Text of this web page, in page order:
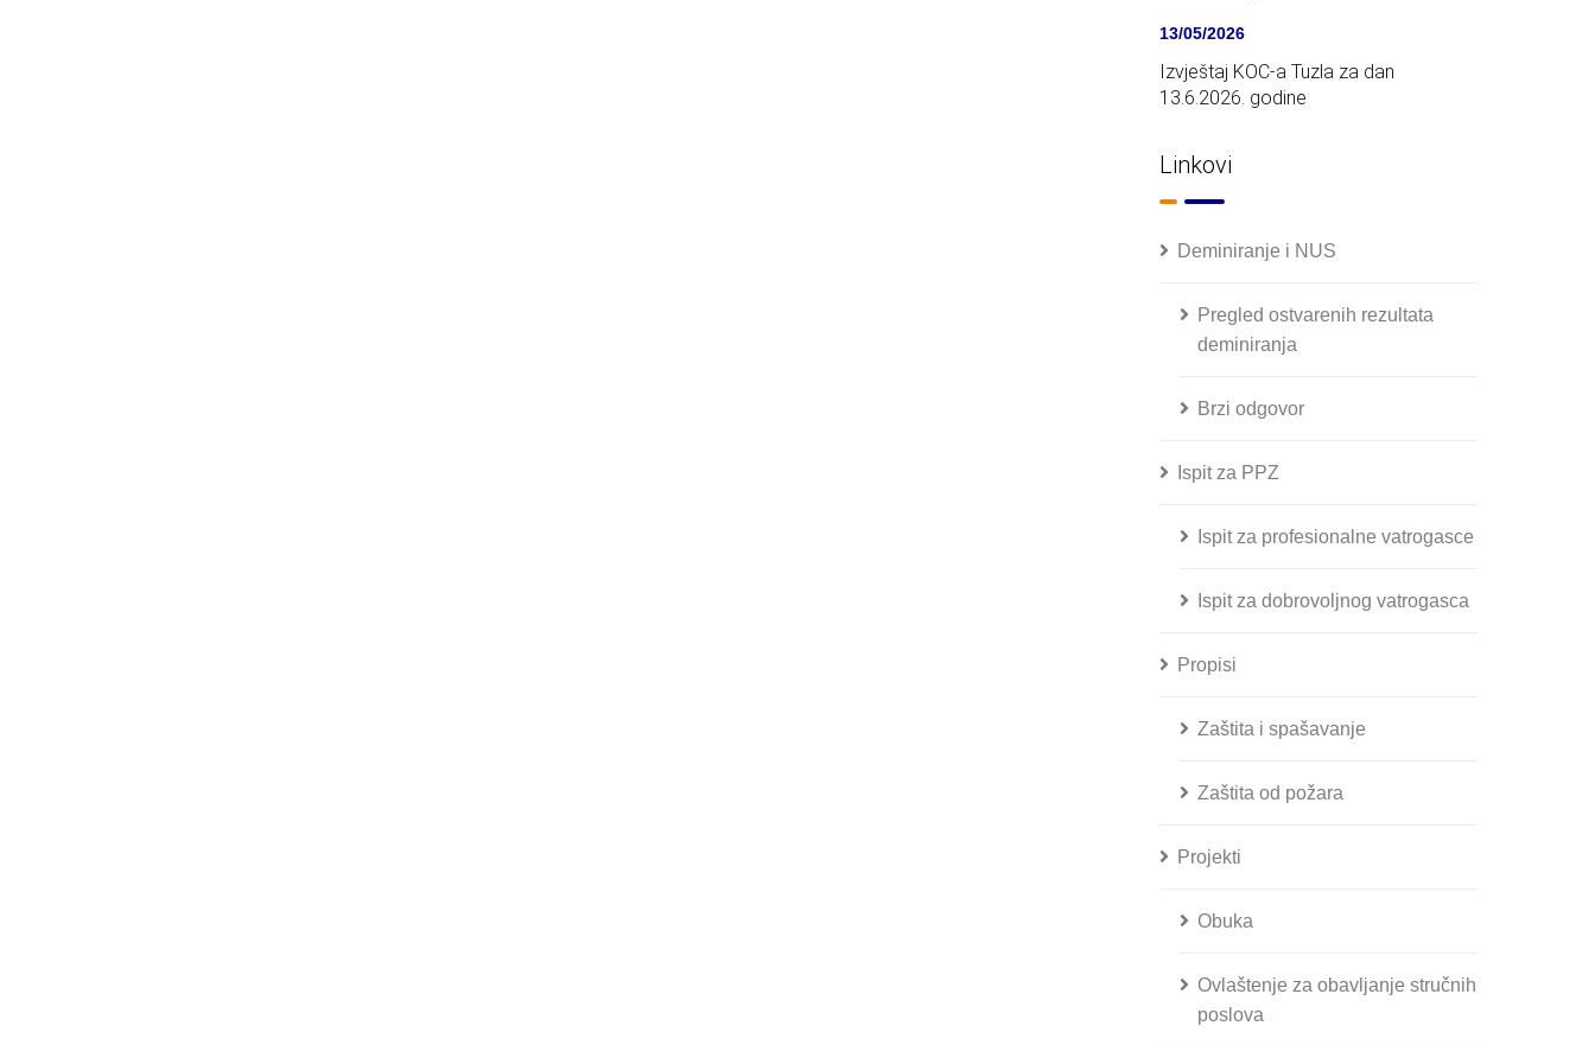
13/05/2026
Izvještaj KOC-a Tuzla za dan
13.6.2026. godine
Linkovi
Deminiranje i NUS
Pregled ostvarenih rezultata
deminiranja
Brzi odgovor
Ispit za PPZ
Ispit za profesionalne vatrogasce
Ispit za dobrovoljnog vatrogasca
Propisi
Zaštita i spašavanje
Zaštita od požara
Projekti
Obuka
Ovlaštenje za obavljanje stručnih
poslova